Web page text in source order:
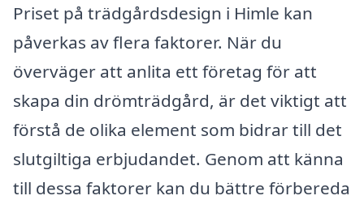
Priset på trädgårdsdesign i Himle kan
påverkas av flera faktorer. När du
överväger att anlita ett företag för att
skapa din drömträdgård, är det viktigt att
förstå de olika element som bidrar till det
slutgiltiga erbjudandet. Genom att känna
till dessa faktorer kan du bättre förbereda